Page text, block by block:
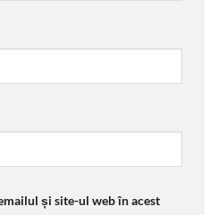
și site-ul web în acest